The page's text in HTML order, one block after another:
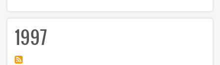
Spirituality
1997